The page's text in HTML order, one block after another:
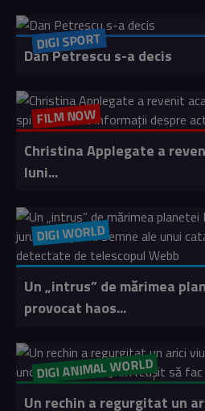
DIGI SPORT
Dan Petrescu s-a decis
FILM NOW
Christina Applegate a
luni...
DIGI WORLD
Un „intrus” de mărimea
provocat haos...
DIGI ANIMAL WORLD
Un rechin a regurgitat un